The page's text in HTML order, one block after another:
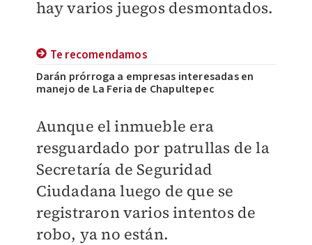
hay varios juegos desmontados.
Te recomendamos
Darán prórroga a empresas interesadas en
manejo de La Feria de Chapultepec
Aunque el inmueble era
resguardado por patrullas de la
Secretaría de Seguridad
Ciudadana luego de que se
registraron varios intentos de
robo, ya no están.